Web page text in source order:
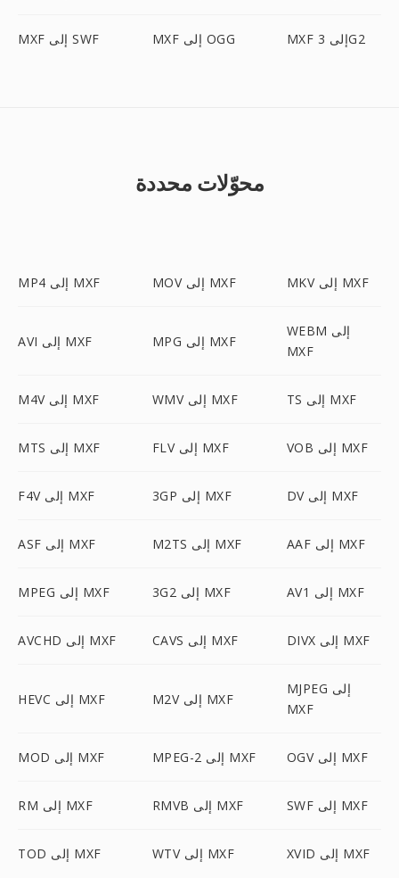
MXF إلى SWF MXF إلى OGG MXF إلى 3G2
محوّلات محددة
MP4 إلى MXF MOV إلى MXF MKV إلى MXF
AVI إلى MXF MPG إلى MXF
WEBM إلى
MXF
M4V إلى MXF WMV إلى MXF TS إلى MXF
MTS إلى MXF FLV إلى MXF VOB إلى MXF
F4V إلى MXF 3GP إلى MXF DV إلى MXF
ASF إلى MXF M2TS إلى MXF AAF إلى MXF
MPEG إلى MXF 3G2 إلى MXF AV1 إلى MXF
AVCHD إلى MXF CAVS إلى MXF DIVX إلى MXF
HEVC إلى MXF M2V إلى MXF
MJPEG إلى
MXF
MOD إلى MXF MPEG-2 إلى MXF OGV إلى MXF
RM إلى MXF RMVB إلى MXF SWF إلى MXF
TOD إلى MXF WTV إلى MXF XVID إلى MXF